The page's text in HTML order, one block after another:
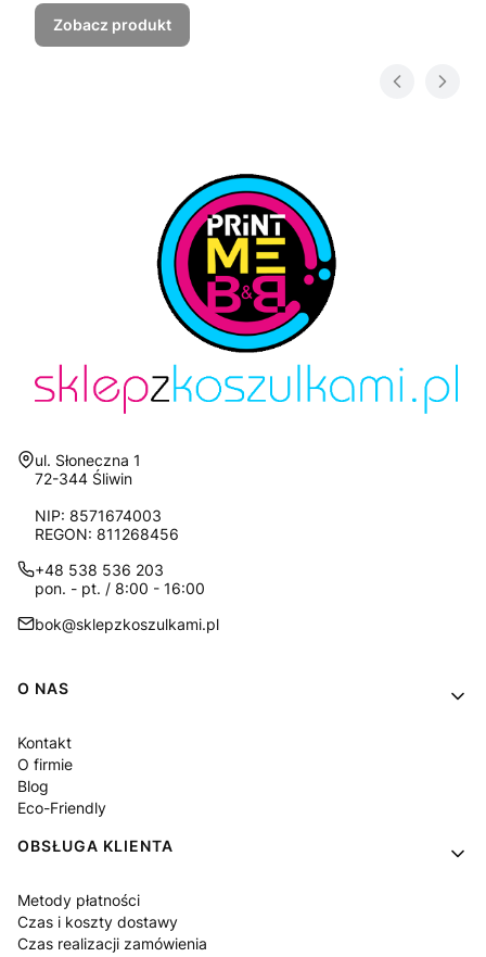
Zobacz produkt
Adres:
ul. Słoneczna 1
72-344 Śliwin
NIP: 8571674003
REGON: 811268456
+48 538 536 203
pon. - pt. / 8:00 - 16:00
bok@sklepzkoszulkami.pl
Linki w stopce
O NAS
Kontakt
O firmie
Blog
Eco-Friendly
OBSŁUGA KLIENTA
Metody płatności
Czas i koszty dostawy
Czas realizacji zamówienia